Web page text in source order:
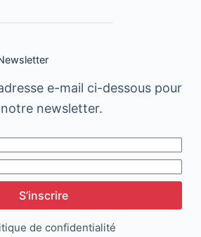
e-mail ci-dessous pour
newsletter.
S’inscrire
de confidentialité